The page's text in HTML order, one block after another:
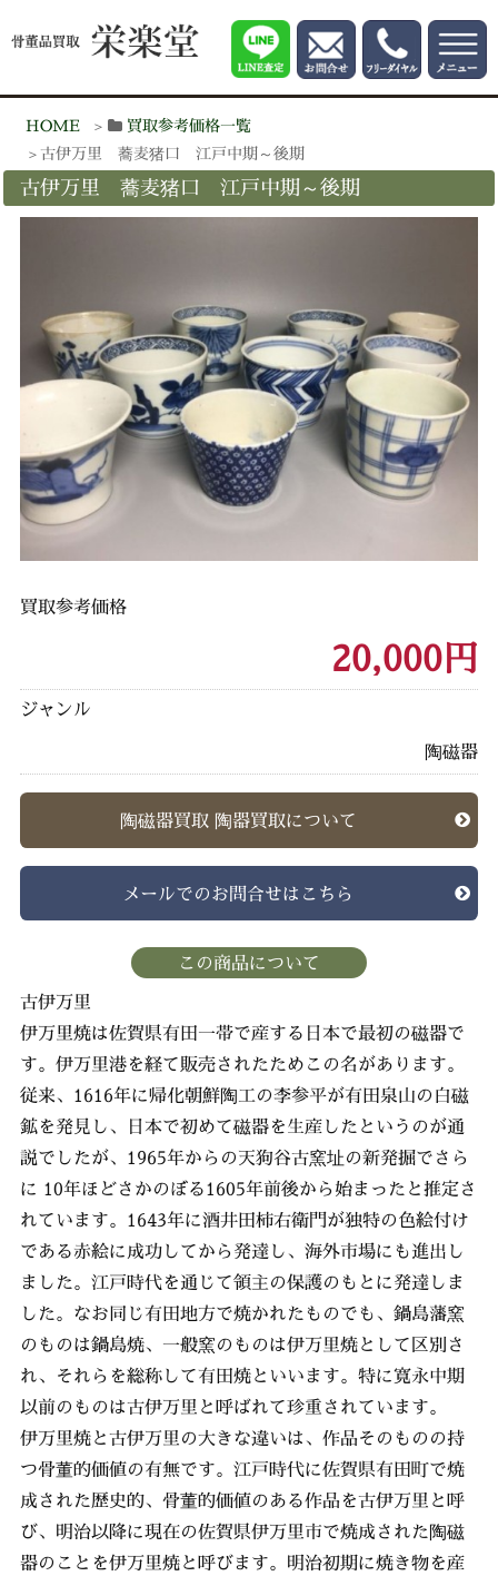
HOME
買取参考価格一覧
古伊万里 蕎麦猪口 江戸中期～後期
古伊万里 蕎麦猪口 江戸中期～後期
買取参考価格
20,000円
ジャンル
陶磁器
陶磁器買取 陶器買取について
メールでのお問合せはこちら
この商品について
古伊万里
伊万里焼は佐賀県有田一帯で産する日本で最初の磁器で
す。伊万里港を経て販売されたためこの名があります。
従来、1616年に帰化朝鮮陶工の李参平が有田泉山の白磁
鉱を発見し、日本で初めて磁器を生産したというのが通
説でしたが、1965年からの天狗谷古窯址の新発掘でさら
に 10年ほどさかのぼる1605年前後から始まったと推定さ
れています。1643年に酒井田柿右衛門が独特の色絵付け
である赤絵に成功してから発達し、海外市場にも進出し
ました。江戸時代を通じて領主の保護のもとに発達しま
した。なお同じ有田地方で焼かれたものでも、鍋島藩窯
のものは鍋島焼、一般窯のものは伊万里焼として区別さ
れ、それらを総称して有田焼といいます。特に寛永中期
以前のものは古伊万里と呼ばれて珍重されています。
伊万里焼と古伊万里の大きな違いは、作品そのものの持
つ骨董的価値の有無です。江戸時代に佐賀県有田町で焼
成された歴史的、骨董的価値のある作品を古伊万里と呼
び、明治以降に現在の佐賀県伊万里市で焼成された陶磁
器のことを伊万里焼と呼びます。明治初期に焼き物を産